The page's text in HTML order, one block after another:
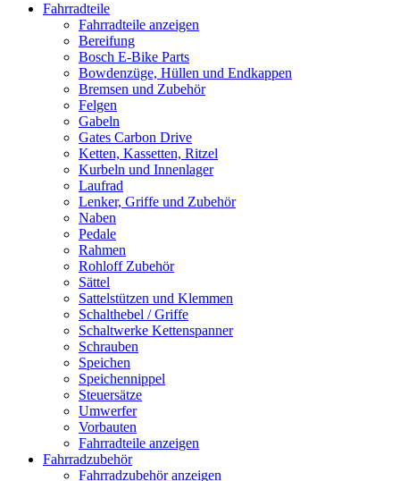
Fahrradteile
Fahrradteile anzeigen
Bereifung
Bosch E-Bike Parts
Bowdenzüge, Hüllen und Endkappen
Bremsen und Zubehör
Felgen
Gabeln
Gates Carbon Drive
Ketten, Kassetten, Ritzel
Kurbeln und Innenlager
Laufrad
Lenker, Griffe und Zubehör
Naben
Pedale
Rahmen
Rohloff Zubehör
Sättel
Sattelstützen und Klemmen
Schalthebel / Griffe
Schaltwerke Kettenspanner
Schrauben
Speichen
Speichennippel
Steuersätze
Umwerfer
Vorbauten
Fahrradteile anzeigen
Fahrradzubehör
Fahrradzubehör anzeigen